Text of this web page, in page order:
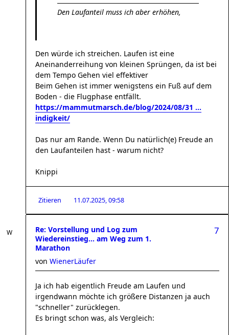
Den Laufanteil muss ich aber erhöhen,
Den würde ich streichen. Laufen ist eine
Aneinanderreihung von kleinen Sprüngen, da ist bei
dem Tempo Gehen viel effektiver
Beim Gehen ist immer wenigstens ein Fuß auf dem
Boden - die Flugphase entfällt.
https://mammutmarsch.de/blog/2024/08/31 ...
indigkeit/
Das nur am Rande. Wenn Du natürlich(e) Freude an
den Laufanteilen hast - warum nicht?
Knippi
Zitieren 11.07.2025, 09:58
Re: Vorstellung und Log zum
Wiedereinstieg... am Weg zum 1.
Marathon
7
von WienerLäufer
Ja ich hab eigentlich Freude am Laufen und
irgendwann möchte ich größere Distanzen ja auch
"schneller" zurücklegen.
Es bringt schon was, als Vergleich: